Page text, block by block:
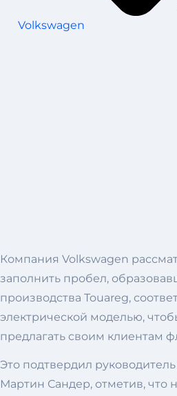
Volkswagen
Компания Volkswagen
заполнить пробел,
производства Touareg,
электрической моделью,
предлагать своим клиентам
Это подтвердил
Мартин Сандер, отметив,